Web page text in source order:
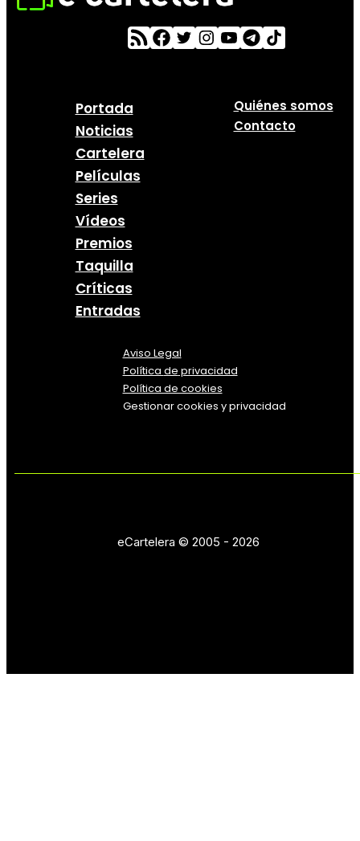
Portada
Noticias
Cartelera
Películas
Series
Vídeos
Premios
Taquilla
Críticas
Entradas
Quiénes somos
Contacto
Aviso Legal
Política de privacidad
Política de cookies
Gestionar cookies y privacidad
eCartelera © 2005 - 2026